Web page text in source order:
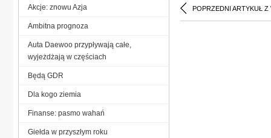
POPRZEDNI ARTYKUŁ Z
Akcje: znowu Azja
Ambitna prognoza
Auta Daewoo przypływają całe,
wyjeżdżają w częściach
Będą GDR
Dla kogo ziemia
Finanse: pasmo wahań
Giełda w przyszłym roku